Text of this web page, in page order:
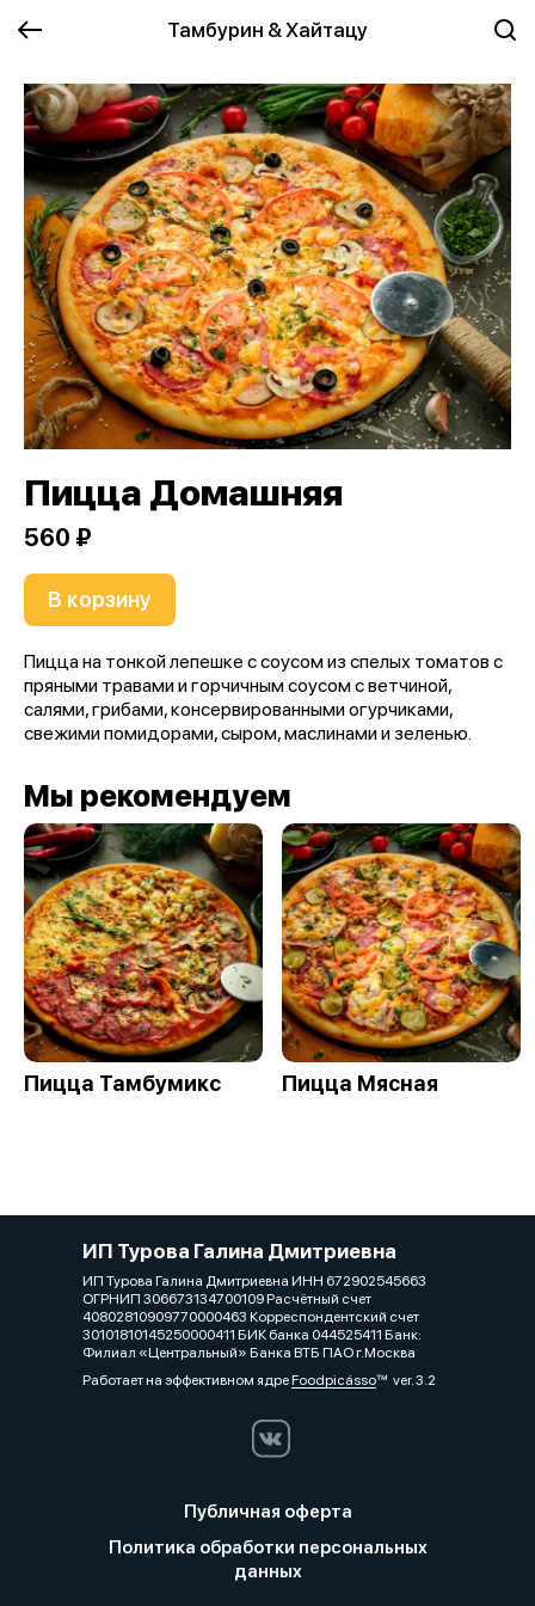
Тамбурин & Хайтацу
Пицца Домашняя
560 ₽
В корзину
Пицца на тонкой лепешке с соусом из спелых томатов с
пряными травами и горчичным соусом с ветчиной,
салями, грибами, консервированными огурчиками,
свежими помидорами, сыром, маслинами и зеленью.
Мы рекомендуем
Пицца Тамбумикс Пицца Мясная
ИП Турова Галина Дмитриевна
ИП Турова Галина Дмитриевна ИНН 672902545663
ОГРНИП 306673134700109 Расчётный счет
40802810909770000463 Корреспондентский счет
30101810145250000411 БИК банка 044525411 Банк:
Филиал «Центральный» Банка ВТБ ПАО г.Москва
Работает на эффективном ядреFoodpicássover. 3.2
Публичная оферта
Политика обработки персональных
данных